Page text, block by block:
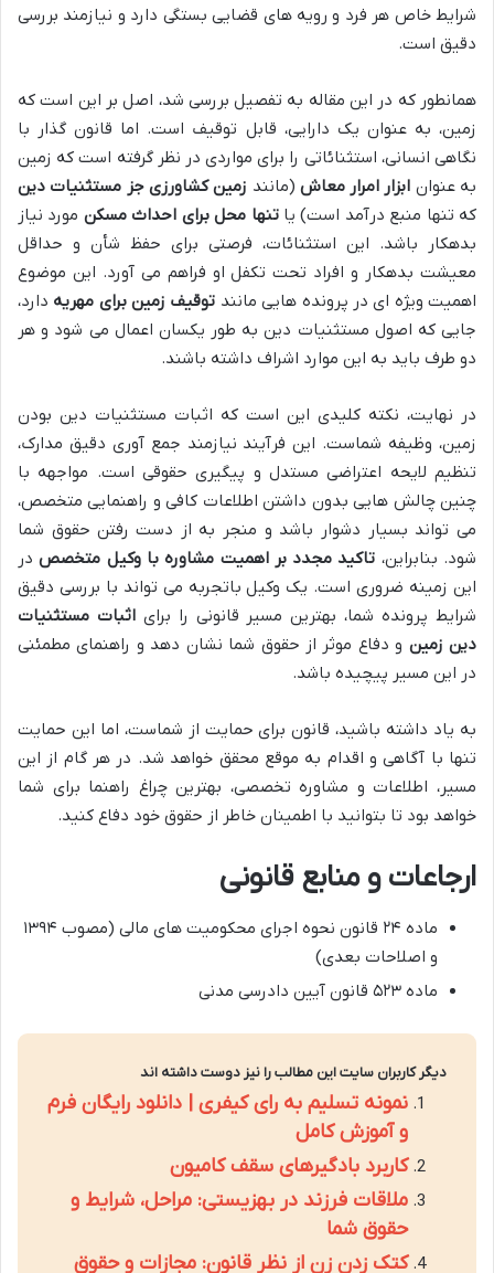
شرایط خاص هر فرد و رویه های قضایی بستگی دارد و نیازمند بررسی
دقیق است.
همانطور که در این مقاله به تفصیل بررسی شد، اصل بر این است که
زمین، به عنوان یک دارایی، قابل توقیف است. اما قانون گذار با
نگاهی انسانی، استثنائاتی را برای مواردی در نظر گرفته است که زمین
به عنوان ابزار امرار معاش (مانند زمین کشاورزی جز مستثنیات دین
که تنها منبع درآمد است) یاتنها محل برای احداث مسکن مورد نیاز
بدهکار باشد. این استثنائات، فرصتی برای حفظ شأن و حداقل
معیشت بدهکار و افراد تحت تکفل او فراهم می آورد. این موضوع
اهمیت ویژه ای در پرونده هایی مانند توقیف زمین برای مهریه دارد،
جایی که اصول مستثنیات دین به طور یکسان اعمال می شود و هر
دو طرف باید به این موارد اشراف داشته باشند.
در نهایت، نکته کلیدی این است که اثبات مستثنیات دین بودن
زمین، وظیفه شماست. این فرآیند نیازمند جمع آوری دقیق مدارک،
تنظیم لایحه اعتراضی مستدل و پیگیری حقوقی است. مواجهه با
چنین چالش هایی بدون داشتن اطلاعات کافی و راهنمایی متخصص،
می تواند بسیار دشوار باشد و منجر به از دست رفتن حقوق شما
شود. بنابراین، تاکید مجدد بر اهمیت مشاوره با وکیل متخصصدر
این زمینه ضروری است. یک وکیل باتجربه می تواند با بررسی دقیق
شرایط پرونده شما، بهترین مسیر قانونی را برایاثبات مستثنیات
دین زمین و دفاع موثر از حقوق شما نشان دهد و راهنمای مطمئنی
در این مسیر پیچیده باشد.
به یاد داشته باشید، قانون برای حمایت از شماست، اما این حمایت
تنها با آگاهی و اقدام به موقع محقق خواهد شد. در هر گام از این
مسیر، اطلاعات و مشاوره تخصصی، بهترین چراغ راهنما برای شما
خواهد بود تا بتوانید با اطمینان خاطر از حقوق خود دفاع کنید.
ارجاعات و منابع قانونی
ماده ۲۴ قانون نحوه اجرای محکومیت های مالی (مصوب ۱۳۹۴
و اصلاحات بعدی)
ماده ۵۲۳ قانون آیین دادرسی مدنی
دیگر کاربران سایت این مطالب را نیز دوست داشته اند
نمونه تسلیم به رای کیفری | دانلود رایگان فرم
و آموزش کامل
کاربرد بادگیرهای سقف کامیون
ملاقات فرزند در بهزیستی: مراحل، شرایط و
حقوق شما
کتک زدن زن از نظر قانون: مجازات و حقوق